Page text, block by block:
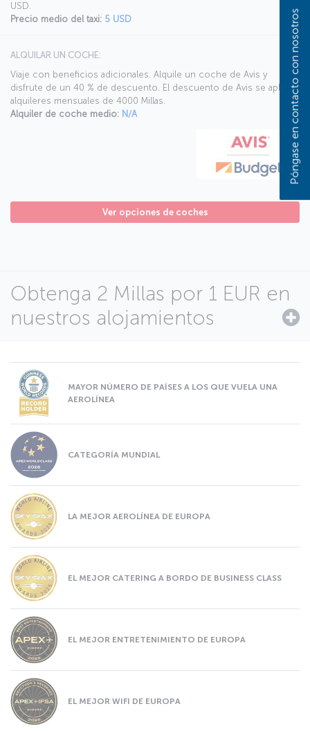
USD.
Precio medio del taxi: 5 USD
ALQUILAR UN COCHE:
Viaje con beneficios adicionales. Alquile un coche de Avis y
disfrute de un 40 % de descuento. El descuento de Avis se aplica a
alquileres mensuales de 4000 Millas.
Alquiler de coche medio: N/A
Ver opciones de coches
Obtenga 2 Millas por 1 EUR en
nuestros alojamientos
MAYOR NÚMERO DE PAÍSES A LOS QUE VUELA UNA
AEROLÍNEA
CATEGORÍA MUNDIAL
LA MEJOR AEROLÍNEA DE EUROPA
EL MEJOR CATERING A BORDO DE BUSINESS CLASS
EL MEJOR ENTRETENIMIENTO DE EUROPA
EL MEJOR WIFI DE EUROPA
Póngase en contacto con nosotros